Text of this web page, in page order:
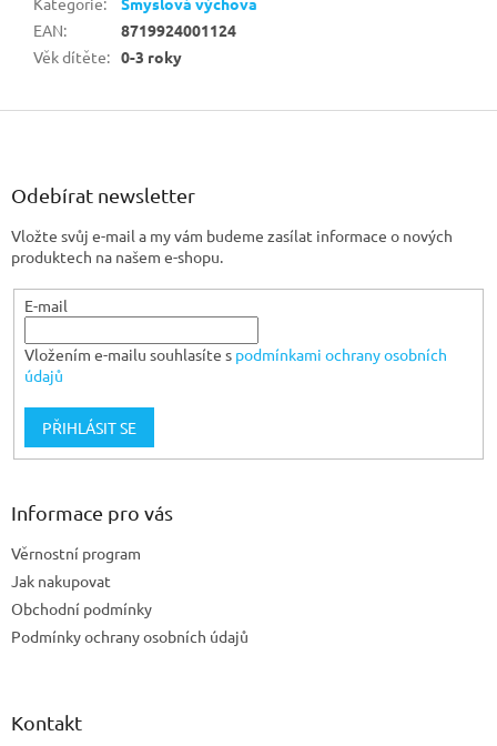
EAN:
8719924001124
Věk dítěte: 0-3 roky
Z
Odebírat newsletter
Vložte svůj e-mail a my vám budeme zasílat informace o nových
produktech na našem e-shopu.
E-mail
Vložením e-mailu souhlasíte s podmínkami ochrany osobních
údajů
PŘIHLÁSIT SE
Informace pro vás
Věrnostní program
Jak nakupovat
Obchodní podmínky
Podmínky ochrany osobních údajů
Kontakt